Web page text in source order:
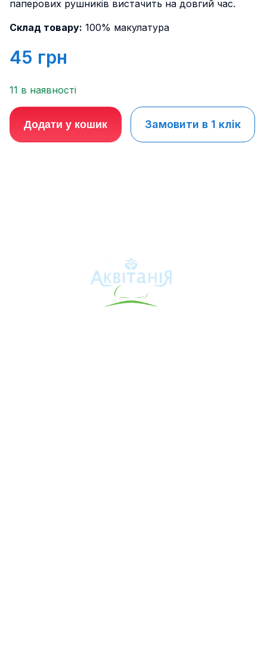
паперових рушників вистачить на довгий час.
Склад товару: 100% макулатура
45 грн
11 в наявності
Додати у кошик Замовити в 1 клік